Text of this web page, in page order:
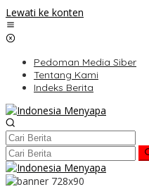
Lewati ke konten
Pedoman Media Siber
Tentang Kami
Indeks Berita